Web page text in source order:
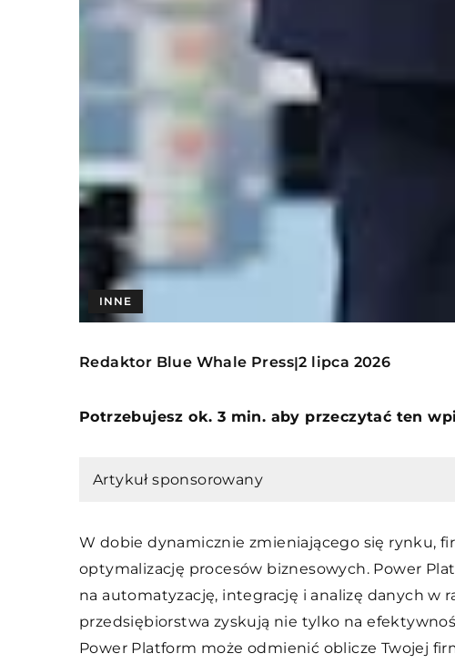
INNE
Redaktor Blue Whale Press|2 lipca 2026
Potrzebujesz ok. 3 min. aby przeczytać ten
Artykuł sponsorowany
W dobie dynamicznie zmieniającego się rynku,
optymalizację procesów biznesowych. Power
na automatyzację, integrację i analizę danych w
przedsiębiorstwa zyskują nie tylko na
Power Platform może odmienić oblicze Twojej